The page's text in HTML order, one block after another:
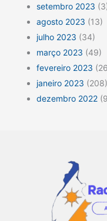
setembro 2023
agosto 2023 (13)
julho 2023 (34)
março 2023 (49)
fevereiro 2023
janeiro 2023 (208)
dezembro 2022